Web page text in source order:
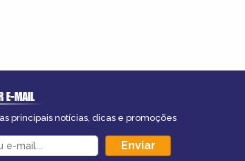
E-MAIL
principais notícias, dicas e promoções